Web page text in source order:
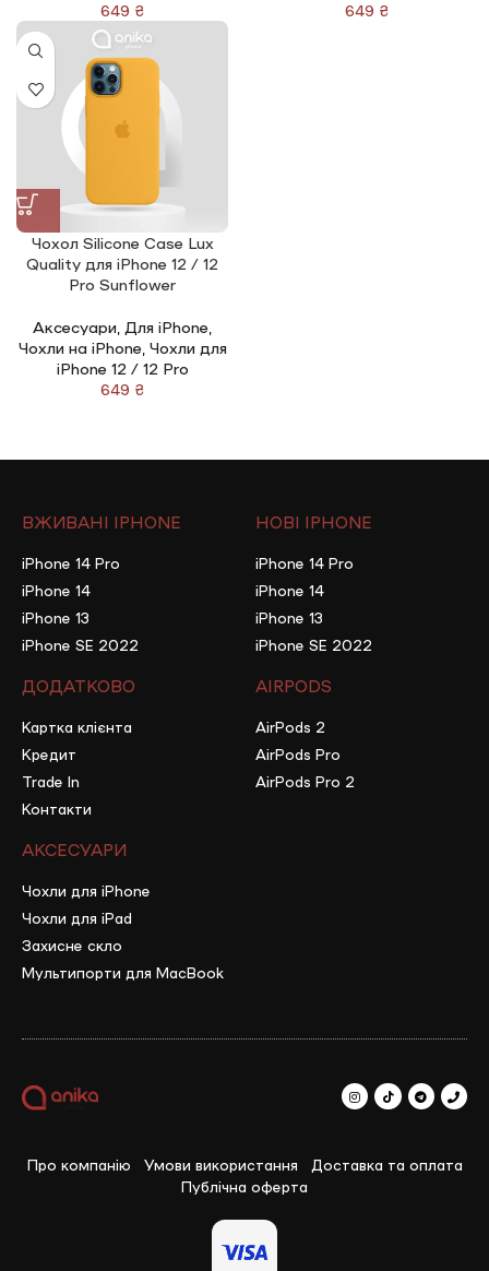
₴
₴
Чохол Silicone Сase Lux
Quality для iPhone 12 / 12
Pro Sunflower
Аксесуари Для iPhone
Чохли на iPhone, Чохли для
iPhone 12 / 12 Pro
₴
ВЖИВАНІ IPHONE
iPhone 14 Pro
iPhone 14
iPhone 13
iPhone SE 2022
НОВІ IPHONE
iPhone 14 Pro
iPhone 14
iPhone 13
iPhone SE 2022
ДОДАТКОВО
Картка клієнта
Кредит
Trade In
Контакти
AIRPODS
AirPods 2
AirPods Pro
AirPods Pro 2
АКСЕСУАРИ
Чохли для iPhone
Чохли для iPad
Захисне скло
Мультипорти для MacBook
Про компанію Умови використання
Доставка та оплата
Публічна оферта